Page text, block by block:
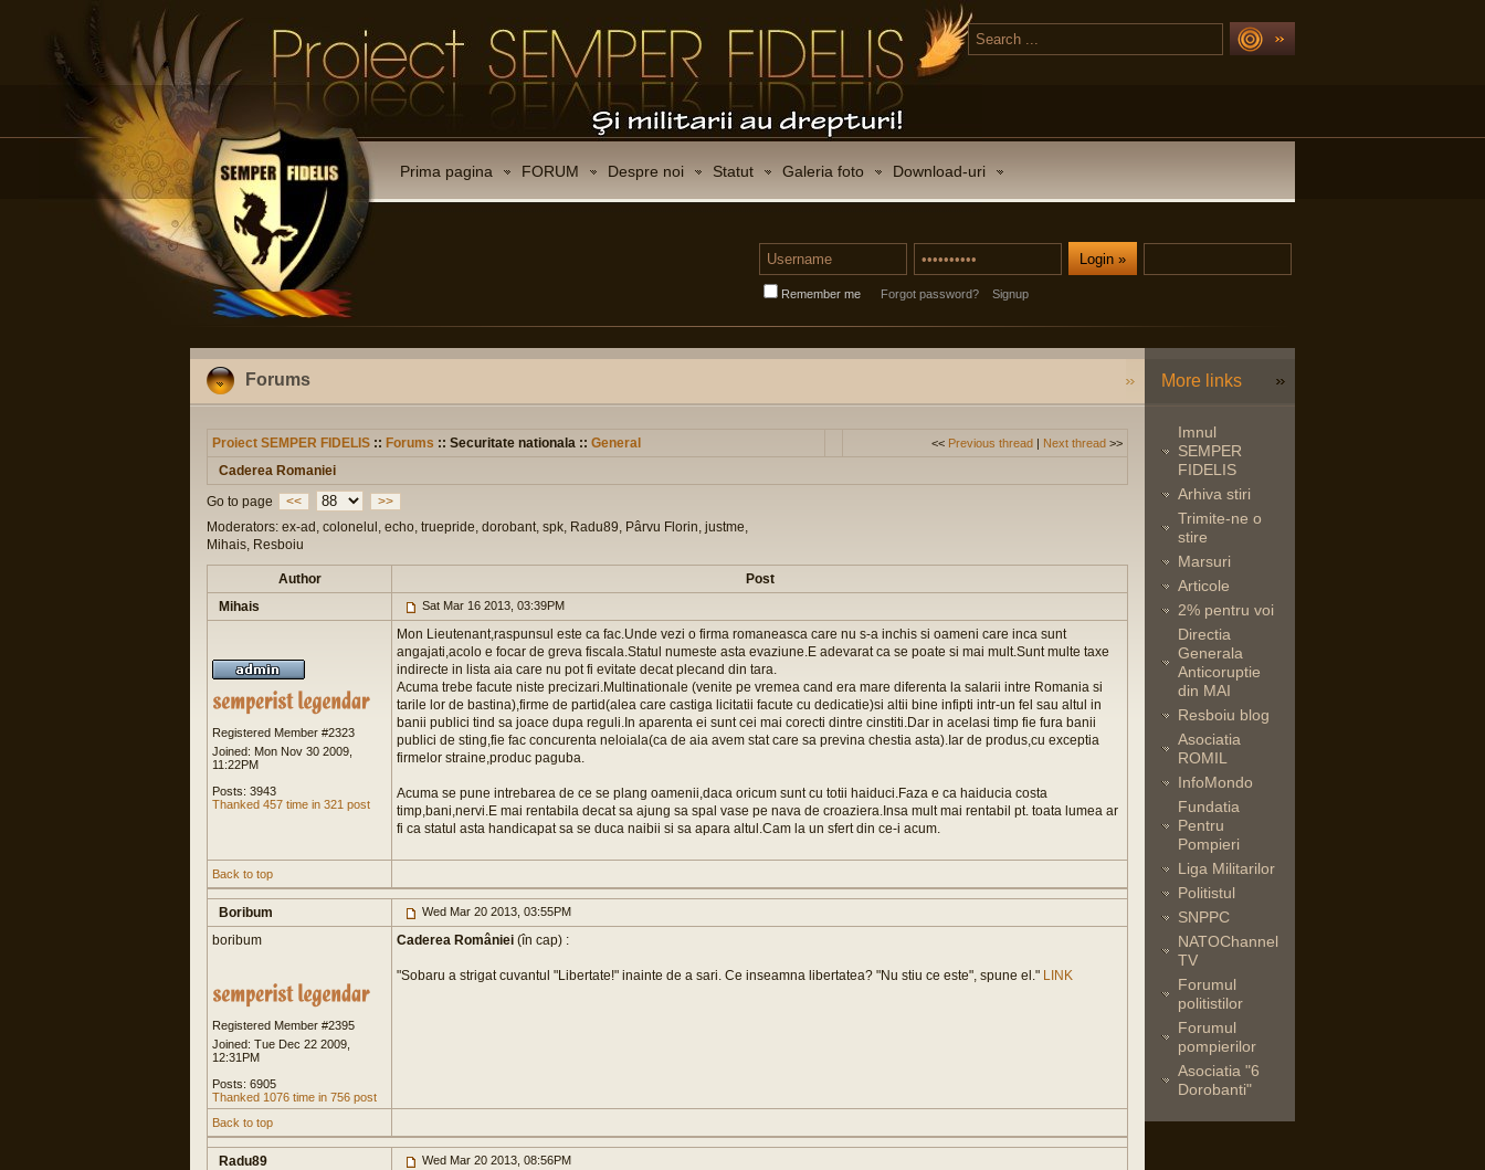
Prima pagina FORUM Despre noi Statut Galeria foto Download-uri
Remember me Forgot password? Signup
Forums
Proiect SEMPER FIDELIS :: Forums :: Securitate nationala :: General << Previous thread | Next thread >>
Caderea Romaniei
Go to page
<<
>>
Moderators: ex-ad, colonelul, echo, truepride, dorobant, spk, Radu89, Pârvu Florin, justme,
Mihais, Resboiu
Author
Post
Mihais
Sat Mar 16 2013, 03:39PM
Registered Member #2323
Joined: Mon Nov 30 2009,
11:22PM
Posts: 3943
Thanked 457 time in 321 post
Mon Lieutenant,raspunsul este ca fac.Unde vezi o firma romaneasca care nu s-a inchis si oameni care inca sunt
angajati,acolo e focar de greva fiscala.Statul numeste asta evaziune.E adevarat ca se poate si mai mult.Sunt multe taxe
indirecte in lista aia care nu pot fi evitate decat plecand din tara.
Acuma trebe facute niste precizari.Multinationale (venite pe vremea cand era mare diferenta la salarii intre Romania si
tarile lor de bastina),firme de partid(alea care castiga licitatii facute cu dedicatie)si altii bine infipti intr-un fel sau altul in
banii publici tind sa joace dupa reguli.In aparenta ei sunt cei mai corecti dintre cinstiti.Dar in acelasi timp fie fura banii
publici de sting,fie fac concurenta neloiala(ca de aia avem stat care sa previna chestia asta).Iar de produs,cu exceptia
firmelor straine,produc paguba.
Acuma se pune intrebarea de ce se plang oamenii,daca oricum sunt cu totii haiduci.Faza e ca haiducia costa
timp,bani,nervi.E mai rentabila decat sa ajung sa spal vase pe nava de croaziera.Insa mult mai rentabil pt. toata lumea ar
fi ca statul asta handicapat sa se duca naibii si sa apara altul.Cam la un sfert din ce-i acum.
Back to top
Boribum Wed Mar 20 2013, 03:55PM
boribum
Registered Member #2395
Joined: Tue Dec 22 2009,
12:31PM
Posts: 6905
Thanked 1076 time in 756 post
Caderea României (în cap) :
"Sobaru a strigat cuvantul "Libertate!" inainte de a sari. Ce inseamna libertatea? "Nu stiu ce este", spune el." LINK
Back to top
Radu89 Wed Mar 20 2013, 08:56PM
More links
Imnul
SEMPER
FIDELIS
Arhiva stiri
Trimite-ne o
stire
Marsuri
Articole
2% pentru voi
Directia
Generala
Anticoruptie
din MAI
Resboiu blog
Asociatia
ROMIL
InfoMondo
Fundatia
Pentru
Pompieri
Liga Militarilor
Politistul
SNPPC
NATOChannel
TV
Forumul
politistilor
Forumul
pompierilor
Asociatia "6
Dorobanti"